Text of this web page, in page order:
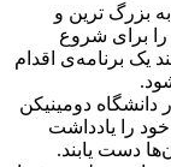
ترین و
شروع
اقدام
دومینیکن
یادداشت